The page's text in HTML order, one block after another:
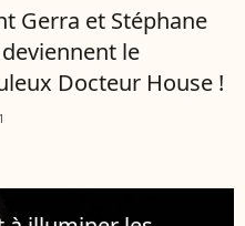
Gerra et Stéphane
le
Docteur House !